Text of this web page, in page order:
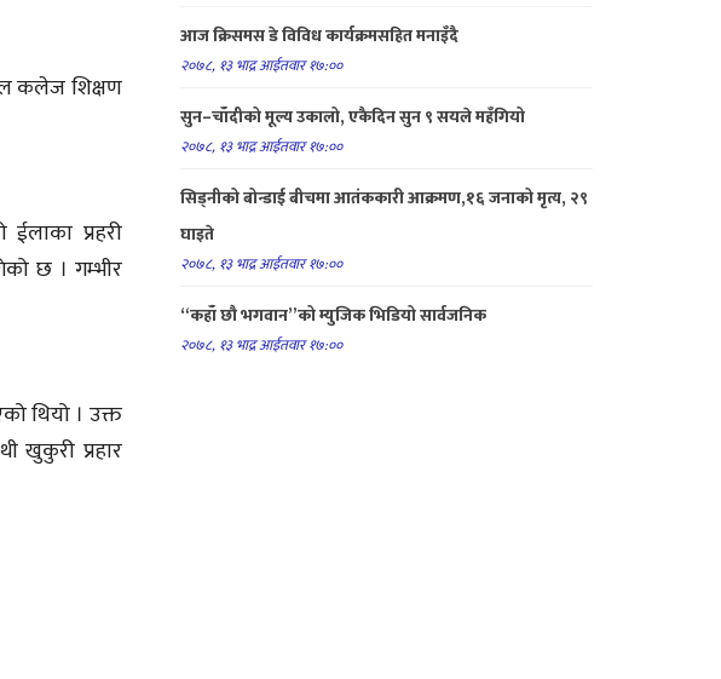
कलेज शिक्षण
प्रहरी
छ । गम्भीर
थियो । उक्त
खुकुरी प्रहार
आज क्रिसमस डे विविध कार्यक्रमसहित मनाइँदै
२०७८, १३ भाद्र आईतवार १७:००
सुन–चाँदीको मूल्य उकालो, एकैदिन सुन ९ सयले महँगियो
२०७८, १३ भाद्र आईतवार १७:००
सिड्नीको बोन्डाई बीचमा आतंककारी आक्रमण,१६ जनाको मृत्य, २९
घाइते
२०७८, १३ भाद्र आईतवार १७:००
“कहाँ छौ भगवान”को म्युजिक भिडियो सार्वजनिक
२०७८, १३ भाद्र आईतवार १७:००